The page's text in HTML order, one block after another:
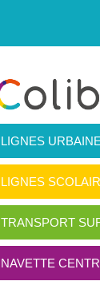
LIGNES
LIGNES
TRANSPORT
NAVETTE